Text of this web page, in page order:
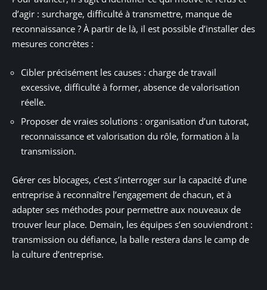
d’agir : surcharge, difficulté à transmettre, manque de
reconnaissance ? À partir de là, il est possible d’installer des
mesures concrètes :
Cibler précisément les causes : charge de travail
excessive, difficulté à former, absence de valorisation
réelle.
Proposer de vraies solutions : organisation d’un tutorat,
reconnaissance et valorisation du rôle, formation à la
transmission.
Gérer ces blocages, c’est s’interroger sur la capacité d’une
entreprise à reconnaître l’engagement de chacun, et à
adapter ses méthodes pour permettre aux nouveaux de
trouver leur place. Demain, les équipes s’en souviendront :
transmission ou défiance, la balle restera dans le camp de
la culture d’entreprise.